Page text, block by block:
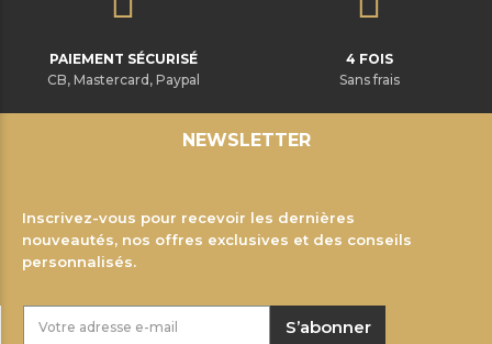
PAIEMENT SÉCURISÉ
CB, Mastercard, Paypal
4 FOIS
Sans frais
NEWSLETTER
Inscrivez-vous pour recevoir les dernières
nouveautés, nos offres exclusives et des conseils
personnalisés.
S’abonner